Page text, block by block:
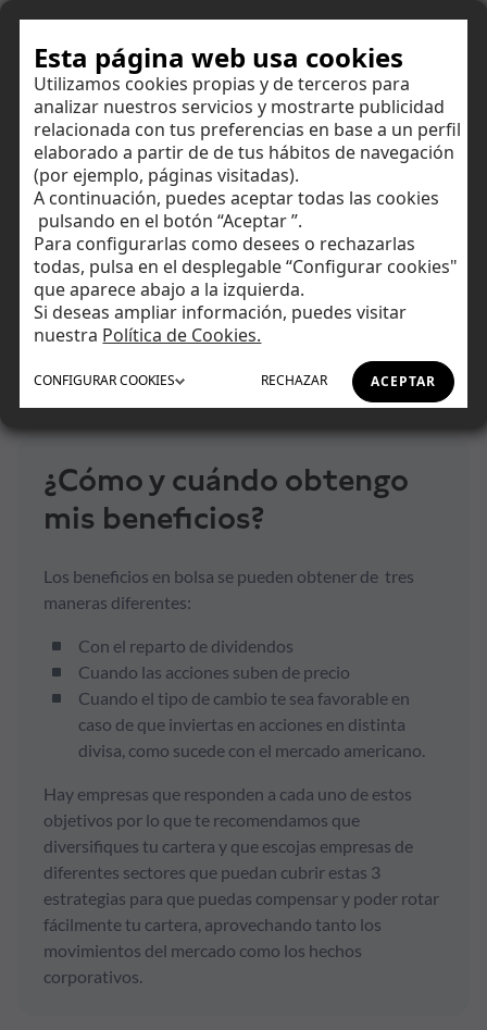
Esta página web usa cookies
Utilizamos cookies propias y de terceros para
analizar nuestros servicios y mostrarte publicidad
relacionada con tus preferencias en base a un perfil
elaborado a partir de de tus hábitos de navegación
(por ejemplo, páginas visitadas).
A continuación, puedes aceptar todas las cookies
pulsando en el botón “Aceptar ”.
Para configurarlas como desees o rechazarlas
todas, pulsa en el desplegable “Configurar cookies"
que aparece abajo a la izquierda.
Si deseas ampliar información, puedes visitar
nuestra Política de Cookies.
ACEPTAR
RECHAZAR
CONFIGURARCOOKIES
Ahorrar
Invertir
Tu día a día
Síguenos
Conócenos
Ayuda
Centro de ayuda
Encuentra respuestas a todas tus dudas y amplía tus
conocimientos financieros.
¿Cómo y cuándo obtengo
mis beneficios?
Los beneficios en bolsa se pueden obtener de tres
maneras diferentes:
Con el reparto de dividendos
Cuando las acciones suben de precio
Cuando el tipo de cambio te sea favorable en
caso de que inviertas en acciones en distinta
divisa, como sucede con el mercado americano.
Hay empresas que responden a cada uno de estos
objetivos por lo que te recomendamos que
diversifiques tu cartera y que escojas empresas de
diferentes sectores que puedan cubrir estas 3
estrategias para que puedas compensar y poder rotar
fácilmente tu cartera, aprovechando tanto los
movimientos del mercado como los hechos
corporativos.